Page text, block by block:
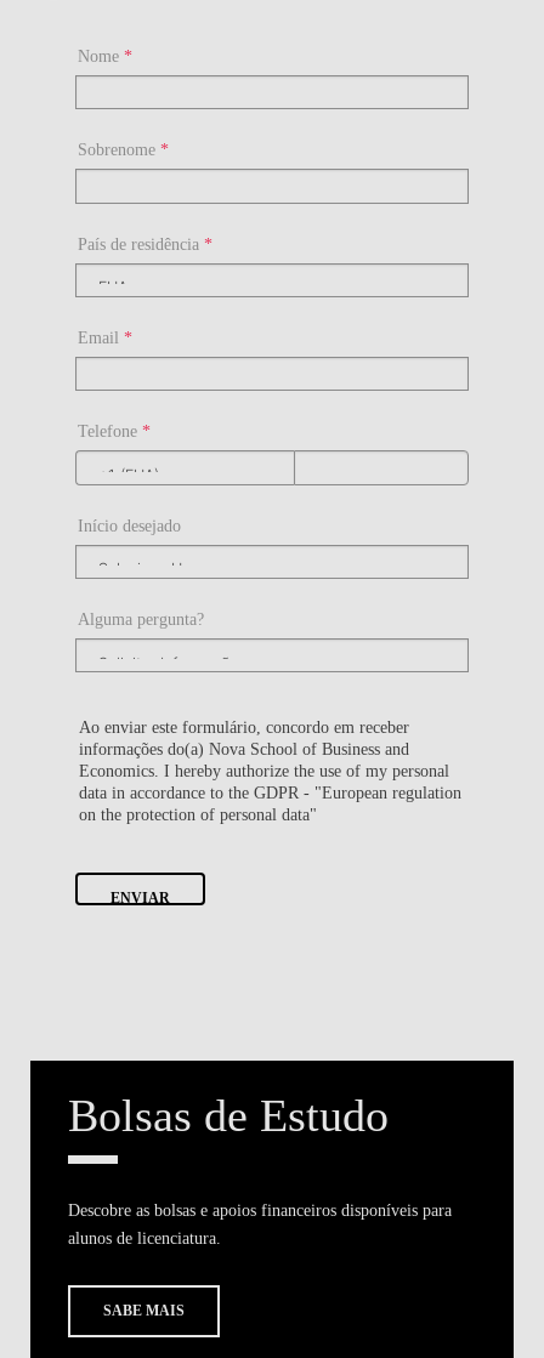
Nome *
Sobrenome *
País de residência *
Email *
Telefone *
Início desejado
Alguma pergunta?
Ao enviar este formulário, concordo em receber
informações do(a) Nova School of Business and
Economics. I hereby authorize the use of my personal
data in accordance to the GDPR - "European regulation
on the protection of personal data"
ENVIAR
Bolsas de Estudo
Descobre as bolsas e apoios financeiros disponíveis para
alunos de licenciatura.
SABE MAIS